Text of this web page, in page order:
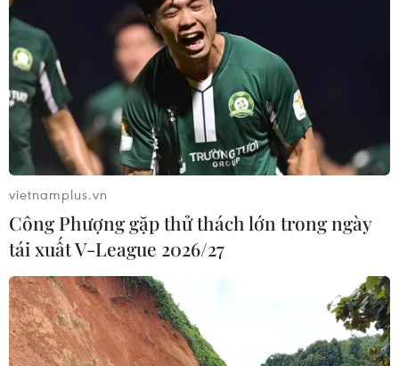
vietnamplus.vn
Công Phượng gặp thử thách lớn trong ngày
tái xuất V-League 2026/27